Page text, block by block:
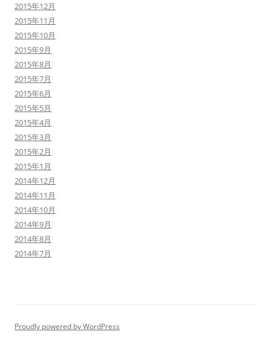
2015年12月
2015年11月
2015年10月
2015年9月
2015年8月
2015年7月
2015年6月
2015年5月
2015年4月
2015年3月
2015年2月
2015年1月
2014年12月
2014年11月
2014年10月
2014年9月
2014年8月
2014年7月
Proudly powered by WordPress